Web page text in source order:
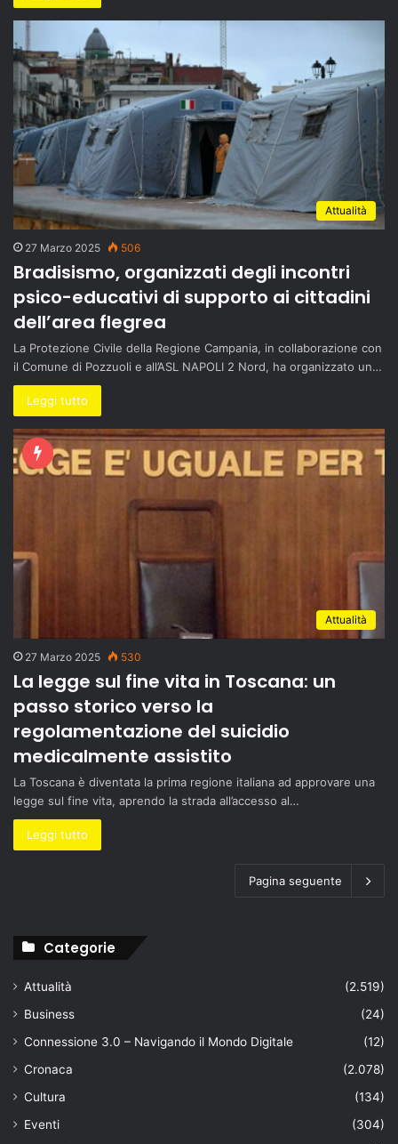
Attualità
27 Marzo 2025 506
Bradisismo, organizzati degli incontri
psico-educativi di supporto ai cittadini
dell’area flegrea
La Protezione Civile della Regione Campania, in collaborazione con
il Comune di Pozzuoli e all’ASL NAPOLI 2 Nord, ha organizzato un…
Leggi tutto
Attualità
27 Marzo 2025 530
La legge sul fine vita in Toscana: un
passo storico verso la
regolamentazione del suicidio
medicalmente assistito
La Toscana è diventata la prima regione italiana ad approvare una
legge sul fine vita, aprendo la strada all’accesso al…
Leggi tutto
Pagina seguente
Categorie
Attualità
(2.519)
Business
(24)
Connessione 3.0 – Navigando il Mondo Digitale
(12)
Cronaca
(2.078)
Cultura
(134)
Eventi
(304)